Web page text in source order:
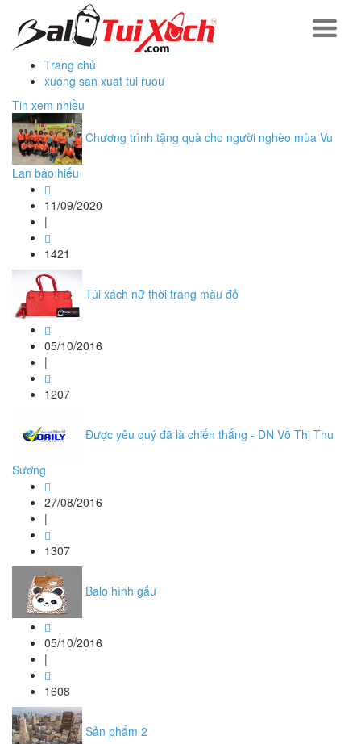
Trang chủ
xuong san xuat tui ruou
Tin xem nhiều
Chương trình tặng quà cho người nghèo mùa Vu
Lan báo hiếu
11/09/2020
|
1421
Túi xách nữ thời trang màu đỏ
05/10/2016
|
1207
Được yêu quý đã là chiến thắng - DN Võ Thị Thu
Sương
27/08/2016
|
1307
Balo hình gấu
05/10/2016
|
1608
Sản phẩm 2